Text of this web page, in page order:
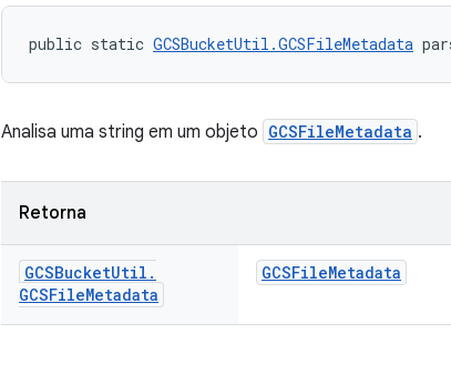
public static GCSBucketUtil.GCSFileMetadata
Analisa uma string em um objeto GCSFileMetadata .
Retorna
GCSBucketUtil .
GCSFileMetadata
GCSFileMetadata